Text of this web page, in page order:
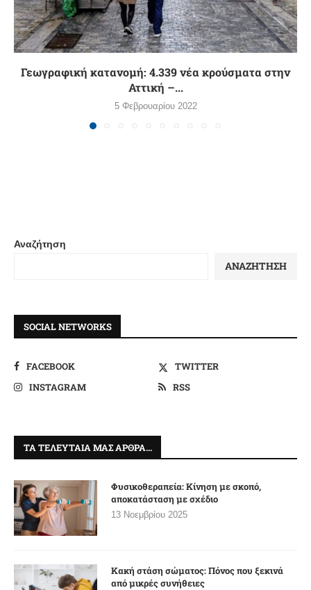
Γεωγραφική κατανομή: 4.339 νέα κρούσματα στην
Αττική –...
5 Φεβρουαρίου 2022
Αναζήτηση
ΑΝΑΖΉΤΗΣΗ
SOCIAL NETWORKS
FACEBOOK
TWITTER
INSTAGRAM
RSS
ΤΑ ΤΕΛΕΥΤΑΊΑ ΜΑΣ ΆΡΘΡΑ…
Φυσικοθεραπεία: Κίνηση με σκοπό,
αποκατάσταση με σχέδιο
13 Νοεμβρίου 2025
Κακή στάση σώματος: Πόνος που ξεκινά
από μικρές συνήθειες